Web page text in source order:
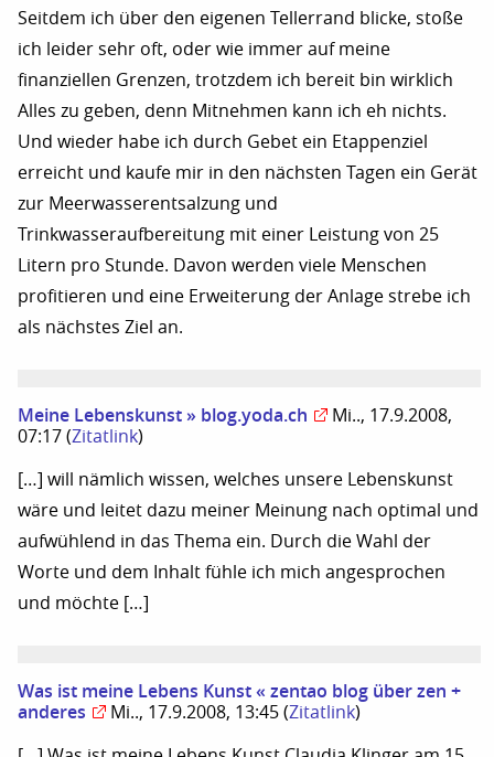
Seitdem ich über den eigenen Tellerrand blicke, stoße
ich leider sehr oft, oder wie immer auf meine
finanziellen Grenzen, trotzdem ich bereit bin wirklich
Alles zu geben, denn Mitnehmen kann ich eh nichts.
Und wieder habe ich durch Gebet ein Etappenziel
erreicht und kaufe mir in den nächsten Tagen ein Gerät
zur Meerwasserentsalzung und
Trinkwasseraufbereitung mit einer Leistung von 25
Litern pro Stunde. Davon werden viele Menschen
profitieren und eine Erweiterung der Anlage strebe ich
als nächstes Ziel an.
Meine Lebenskunst » blog.yoda.ch
Mi.., 17.9.2008,
07:17 (Zitatlink)
[…] will nämlich wissen, welches unsere Lebenskunst
wäre und leitet dazu meiner Meinung nach optimal und
aufwühlend in das Thema ein. Durch die Wahl der
Worte und dem Inhalt fühle ich mich angesprochen
und möchte […]
Was ist meine Lebens Kunst « zentao blog über zen +
anderes
Mi.., 17.9.2008, 13:45 (Zitatlink)